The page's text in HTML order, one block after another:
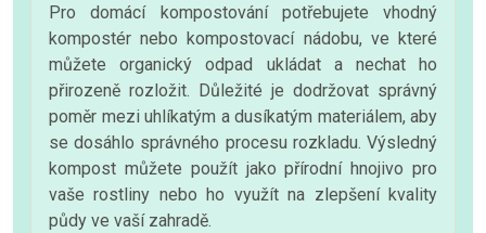
Pro domácí kompostování potřebujete vhodný
kompostér nebo kompostovací nádobu, ve které
můžete organický odpad ukládat a nechat ho
přirozeně rozložit. Důležité je dodržovat správný
poměr mezi uhlíkatým a dusíkatým materiálem, aby
se dosáhlo správného procesu rozkladu. Výsledný
kompost můžete použít jako přírodní hnojivo pro
vaše rostliny nebo ho využít na zlepšení kvality
půdy ve vaší zahradě.